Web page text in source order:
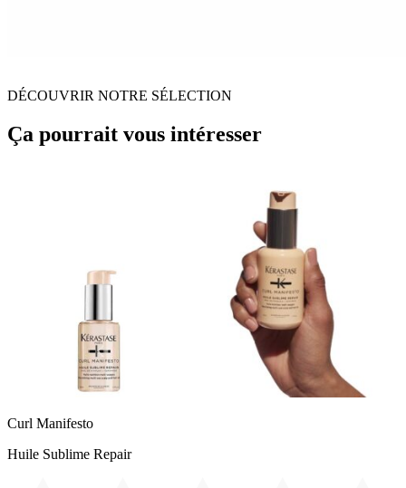
DÉCOUVRIR NOTRE SÉLECTION
Ça pourrait vous intéresser
Curl Manifesto
Huile Sublime Repair